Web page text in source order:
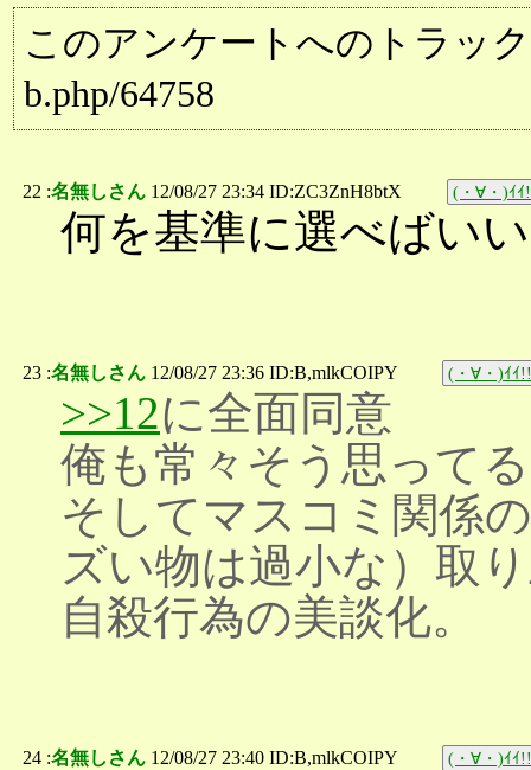
このアンケートへのトラッ
b.php/64758
22 :名無しさん 12/08/27 23:34 ID:ZC3ZnH8btX (・∀・)ｲｲ
何を基準に選べばい
23 :名無しさん 12/08/27 23:36 ID:B,mlkCOIPY (・∀・)ｲｲ!!
>>12に全面同意
俺も常々そう思って
そしてマスコミ関係
ズい物は過小な）取
自殺行為の美談化。
24 :名無しさん 12/08/27 23:40 ID:B,mlkCOIPY (・∀・)ｲｲ!!